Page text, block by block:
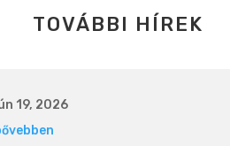
TOVÁBBI HÍREK
19, 2026